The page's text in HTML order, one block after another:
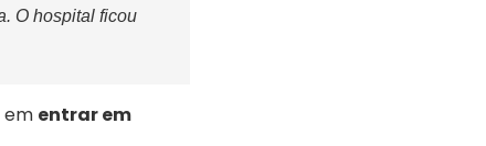
O hospital ficou
em entrar em